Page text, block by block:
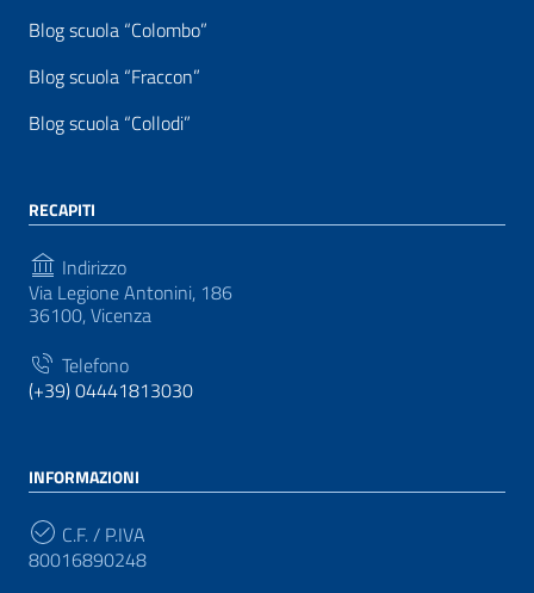
Blog scuola “Colombo”
Blog scuola “Fraccon”
Blog scuola “Collodi”
RECAPITI
Indirizzo
Via Legione Antonini, 186
36100, Vicenza
Telefono
(+39) 04441813030
INFORMAZIONI
C.F. / P.IVA
80016890248